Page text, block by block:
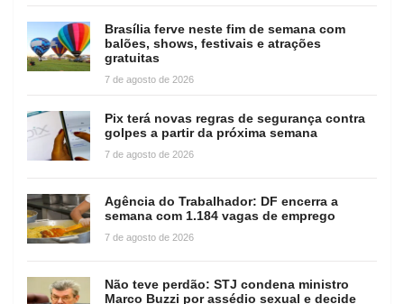
Brasília ferve neste fim de semana com
balões, shows, festivais e atrações
gratuitas
7 de agosto de 2026
Pix terá novas regras de segurança contra
golpes a partir da próxima semana
7 de agosto de 2026
Agência do Trabalhador: DF encerra a
semana com 1.184 vagas de emprego
7 de agosto de 2026
Não teve perdão: STJ condena ministro
Marco Buzzi por assédio sexual e decide